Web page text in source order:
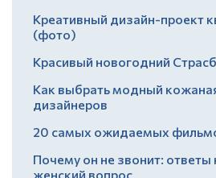
Креативный дизайн-проект
(фото)
Красивый новогодний
Как выбрать модный
дизайнеров
20 самых ожидаемых
Почему он не звонит: ответы
женский вопрос